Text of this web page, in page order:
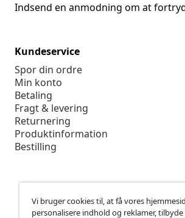
Indsend en anmodning om at
Kundeservice
Spor din ordre
Min konto
Betaling
Fragt & levering
Returnering
Produktinformation
Bestilling
Vi bruger cookies til, at få vores
personalisere indhold og reklamer,